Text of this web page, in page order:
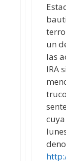
un
las
IRA